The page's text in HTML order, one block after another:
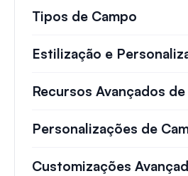
Tipos de Campo
Estilização e
Recursos Avançados
Personalizações de
Customizações